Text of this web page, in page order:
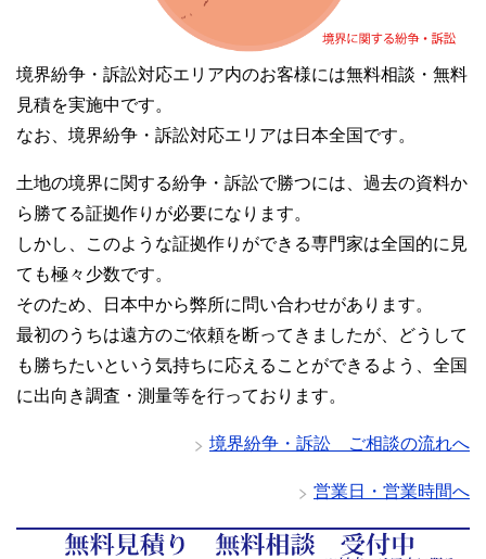
境界紛争・訴訟対応エリア内のお客様には無料相談・無料
見積を実施中です。
なお、境界紛争・訴訟対応エリアは日本全国です。
土地の境界に関する紛争・訴訟で勝つには、過去の資料か
ら勝てる証拠作りが必要になります。
しかし、このような証拠作りができる専門家は全国的に見
ても極々少数です。
そのため、日本中から弊所に問い合わせがあります。
最初のうちは遠方のご依頼を断ってきましたが、どうして
も勝ちたいという気持ちに応えることができるよう、全国
に出向き調査・測量等を行っております。
境界紛争・訴訟 ご相談の流れへ
営業日・営業時間へ